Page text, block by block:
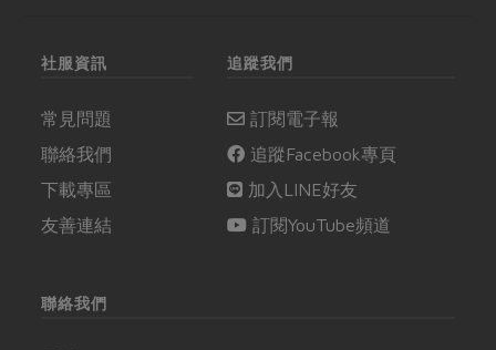
社服資訊
常見問題
聯絡我們
下載專區
友善連結
追蹤我們
訂閱電子報
追蹤Facebook專頁
加入LINE好友
訂閱YouTube頻道
聯絡我們